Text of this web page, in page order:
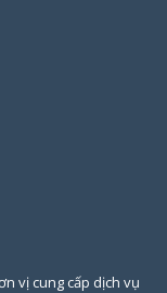
vị cung cấp dịch vụ